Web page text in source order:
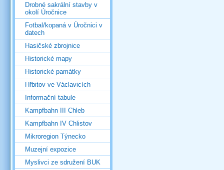
Drobné sakrální stavby v
okolí Úročnice
Fotbal/kopaná v Úročnici v
datech
Hasičské zbrojnice
Historické mapy
Historické památky
Hřbitov ve Václavicích
Informační tabule
Kampfbahn III Chleb
Kampfbahn IV Chlistov
Mikroregion Týnecko
Muzejní expozice
Myslivci ze sdružení BUK